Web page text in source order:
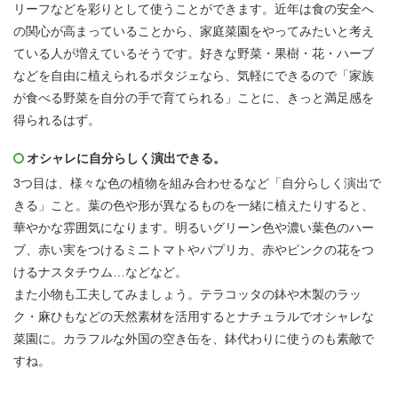
リーフなどを彩りとして使うことができます。近年は食の安全へ
の関心が高まっていることから、家庭菜園をやってみたいと考え
ている人が増えているそうです。好きな野菜・果樹・花・ハーブ
などを自由に植えられるポタジェなら、気軽にできるので「家族
が食べる野菜を自分の手で育てられる」ことに、きっと満足感を
得られるはず。
オシャレに自分らしく演出できる。
3つ目は、様々な色の植物を組み合わせるなど「自分らしく演出で
きる」こと。葉の色や形が異なるものを一緒に植えたりすると、
華やかな雰囲気になります。明るいグリーン色や濃い葉色のハー
ブ、赤い実をつけるミニトマトやパプリカ、赤やピンクの花をつ
けるナスタチウム…などなど。
また小物も工夫してみましょう。テラコッタの鉢や木製のラッ
ク・麻ひもなどの天然素材を活用するとナチュラルでオシャレな
菜園に。カラフルな外国の空き缶を、鉢代わりに使うのも素敵で
すね。